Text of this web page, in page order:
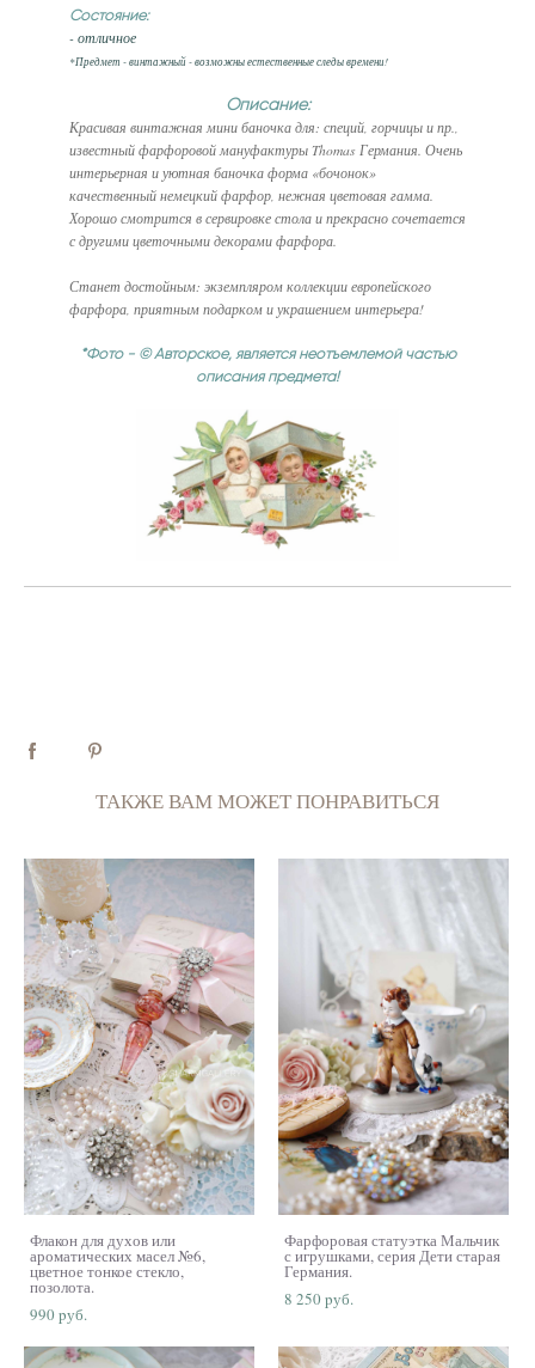
Состояние:
- отличное
*Предмет - винтажный - возможны естественные следы времени!
Описание:
Красивая винтажная мини баночка для: специй, горчицы и пр.,
известный фарфоровой мануфактуры Thomas Германия. Очень
интерьерная и уютная баночка форма «бочонок»
качественный немецкий фарфор, нежная цветовая гамма.
Хорошо смотрится в сервировке стола и прекрасно сочетается
с другими цветочными декорами фарфора.
Станет достойным: экземпляром коллекции европейского
фарфора, приятным подарком и украшением интерьера!
*Фото - © Авторское, является неотъемлемой частью
описания предмета!
ТАКЖЕ ВАМ МОЖЕТ ПОНРАВИТЬСЯ
Флакон для духов или
ароматических масел №6,
цветное тонкое стекло,
позолота.
990 pуб.
Фарфоровая статуэтка Мальчик
с игрушками, серия Дети старая
Германия.
8 250 pуб.